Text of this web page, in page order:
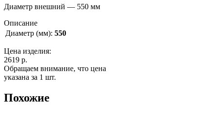
Диаметр внешний — 550 мм
Описание
Диаметр (мм): 550
Цена изделия:
2619 р.
Обращаем внимание, что цена
указана за 1 шт.
Похожие